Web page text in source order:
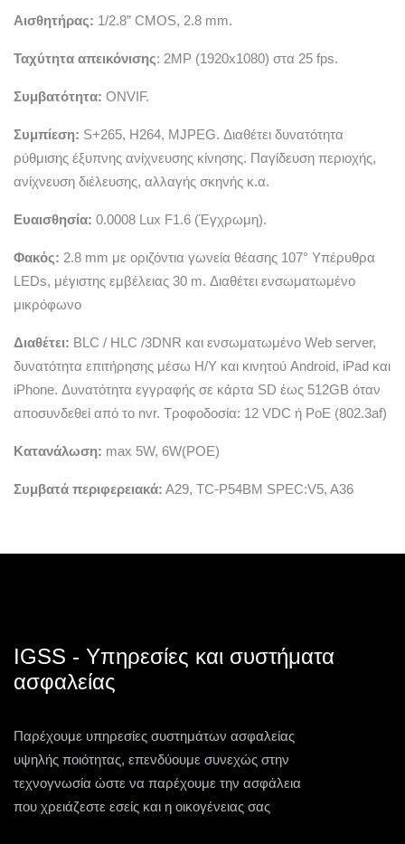
Αισθητήρας: 1/2.8” CMOS, 2.8 mm.
Ταχύτητα απεικόνισης: 2MP (1920x1080) στα 25 fps.
Συμβατότητα: ONVIF.
Συμπίεση: S+265, H264, MJPEG. Διαθέτει δυνατότητα
ρύθμισης έξυπνης ανίχνευσης κίνησης. Παγίδευση περιοχής,
ανίχνευση διέλευσης, αλλαγής σκηνής κ.α.
Ευαισθησία: 0.0008 Lux F1.6 (Έγχρωμη).
Φακός: 2.8 mm με οριζόντια γωνεία θέασης 107° Υπέρυθρα
LEDs, μέγιστης εμβέλειας 30 m. Διαθέτει ενσωματωμένο
μικρόφωνο
Διαθέτει: BLC / HLC /3DNR και ενσωματωμένο Web server,
δυνατότητα επιτήρησης μέσω H/Y και κινητού Android, iPad και
iPhone. Δυνατότητα εγγραφής σε κάρτα SD έως 512GB όταν
αποσυνδεθεί από το nvr. Τροφοδοσία: 12 VDC ή PoE (802.3af)
Κατανάλωση: max 5W, 6W(POE)
Συμβατά περιφερειακά: Α29, TC-P54BM SPEC:V5, A36
IGSS - Υπηρεσίες και συστήματα
ασφαλείας
Παρέχουμε υπηρεσίες συστημάτων ασφαλείας
υψηλής ποιότητας, επενδύουμε συνεχώς στην
τεχνογνωσία ώστε να παρέχουμε την ασφάλεια
που χρειάζεστε εσείς και η οικογένειας σας